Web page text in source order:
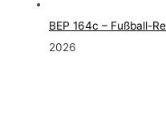
BEP 164c – Fußball-
2026